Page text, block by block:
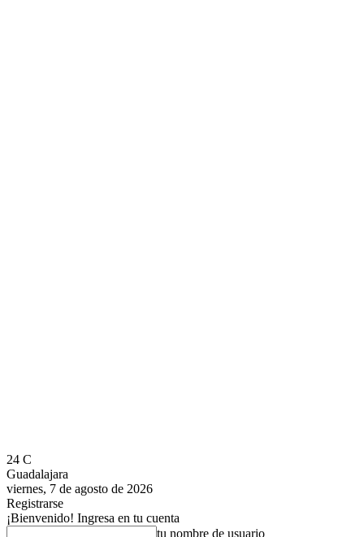
24 C
Guadalajara
viernes, 7 de agosto de 2026
Registrarse
¡Bienvenido! Ingresa en tu cuenta
tu nombre de usuario